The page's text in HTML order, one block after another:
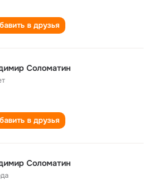
в друзья
Соломатин
в друзья
Соломатин